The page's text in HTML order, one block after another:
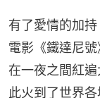
有了愛情的加
電影《鐵達尼
在一夜之間紅
此火到了世界